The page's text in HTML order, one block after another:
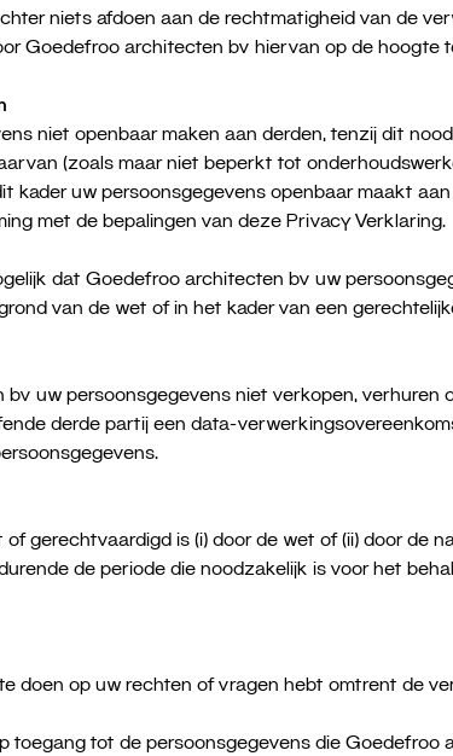
niets afdoen aan de rechtmatigheid van de
Goedefroo architecten bv hiervan op de
niet openbaar maken aan derden, tenzij dit
(zoals maar niet beperkt tot
kader uw persoonsgegevens openbaar maakt
met de bepalingen van deze Privacy Verklaring.
dat Goedefroo architecten bv uw
van de wet of in het kader van een
uw persoonsgegevens niet verkopen,
derde partij een data-
gerechtvaardigd is (i) door de wet of (ii) door de
de periode die noodzakelijk is voor het
doen op uw rechten of vragen hebt omtrent de
toegang tot de persoonsgegevens die Goedefroo